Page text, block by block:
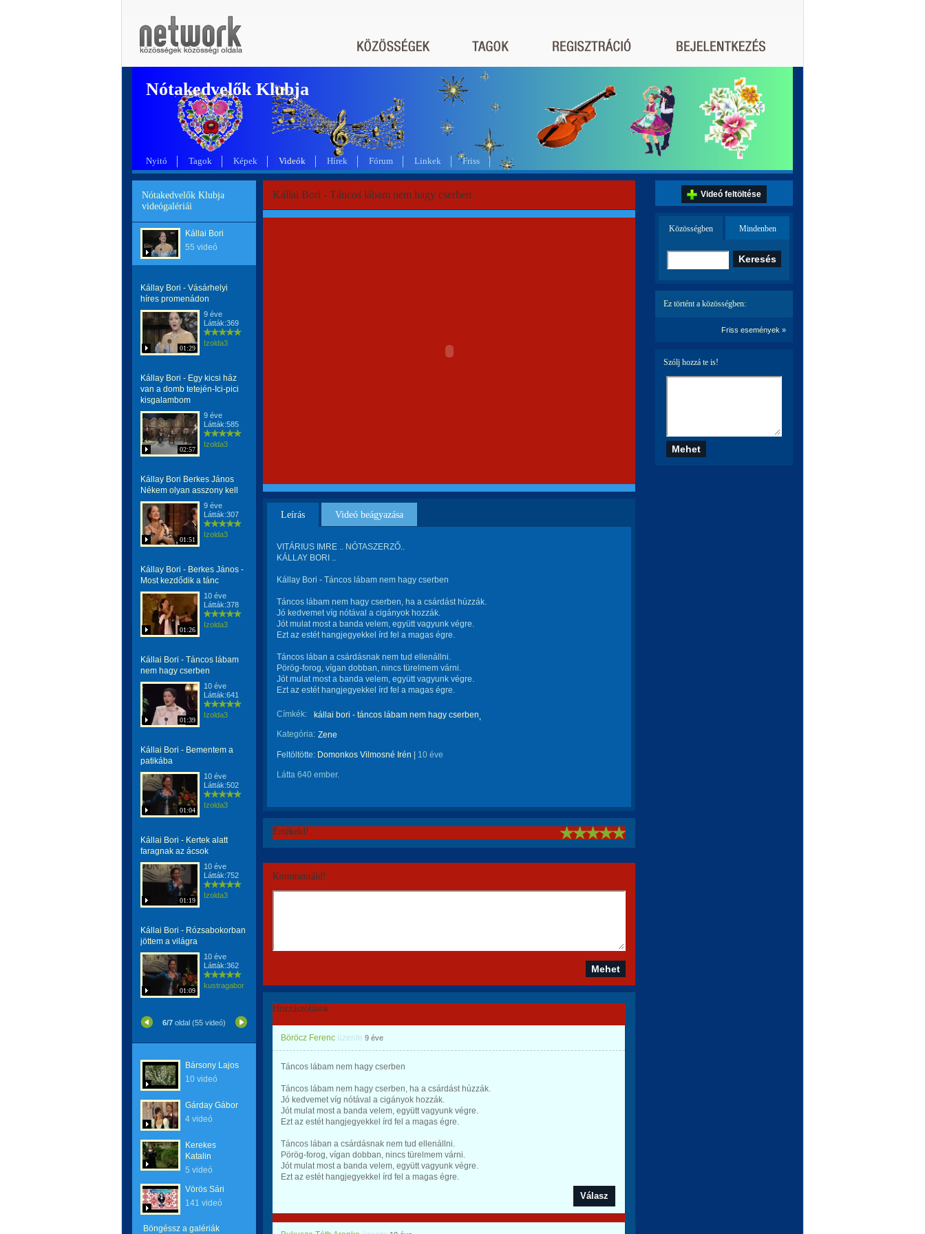
Nótakedvelők Klubja
Nyitó Tagok Képek Videók Hírek Fórum Linkek Friss
Nótakedvelők Klubja
videógalériái
Kállai Bori
55 videó
Kállay Bori - Vásárhelyi
híres promenádon
01:29
9 éve
Látták:369
Izolda3
Kállay Bori - Egy kicsi ház
van a domb tetején-Ici-pici
kisgalambom
02:57
9 éve
Látták:585
Izolda3
Kállay Bori Berkes János
Nékem olyan asszony kell
01:51
9 éve
Látták:307
Izolda3
Kállay Bori - Berkes János -
Most kezdődik a tánc
01:26
10 éve
Látták:378
Izolda3
Kállai Bori - Táncos lábam
nem hagy cserben
01:39
10 éve
Látták:641
Izolda3
Kállai Bori - Bementem a
patikába
01:04
10 éve
Látták:502
Izolda3
Kállai Bori - Kertek alatt
faragnak az ácsok
01:19
10 éve
Látták:752
Izolda3
Kállai Bori - Rózsabokorban
jöttem a világra
01:09
10 éve
Látták:362
kustragabor
6/7 oldal (55 videó)
Bársony Lajos
10 videó
Gárday Gábor
4 videó
Kerekes
Katalin
5 videó
Vörös Sári
141 videó
Böngéssz a galériák
Kállai Bori - Táncos lábam nem hagy cserben
Leírás Videó beágyazása
VITÁRIUS IMRE .. NÓTASZERZŐ..
KÁLLAY BORI ..
Kállay Bori - Táncos lábam nem hagy cserben
Táncos lábam nem hagy cserben, ha a csárdást húzzák.
Jó kedvemet víg nótával a cigányok hozzák.
Jót mulat most a banda velem, együtt vagyunk végre.
Ezt az estét hangjegyekkel írd fel a magas égre.
Táncos lában a csárdásnak nem tud ellenállni.
Pörög-forog, vígan dobban, nincs türelmem várni.
Jót mulat most a banda velem, együtt vagyunk végre.
Ezt az estét hangjegyekkel írd fel a magas égre.
Címkék:
kállai bori - táncos lábam nem hagy cserben
Kategória: Zene
Feltöltötte: Domonkos Vilmosné Irén 10 éve
Látta 640 ember.
Értékeld!
Kommentáld!
Hozzászólások
Böröcz Ferenc üzente 9 éve
Táncos lábam nem hagy cserben
Táncos lábam nem hagy cserben, ha a csárdást húzzák.
Jó kedvemet víg nótával a cigányok hozzák.
Jót mulat most a banda velem, együtt vagyunk végre.
Ezt az estét hangjegyekkel írd fel a magas égre.
Táncos lában a csárdásnak nem tud ellenállni.
Pörög-forog, vígan dobban, nincs türelmem várni.
Jót mulat most a banda velem, együtt vagyunk végre.
Ezt az estét hangjegyekkel írd fel a magas égre.
Válasz
Videó feltöltése
Közösségben Mindenben
Ez történt a közösségben:
Friss események »
Szólj hozzá te is!